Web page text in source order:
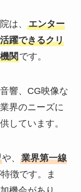
は、 エンター
躍できるクリ
関です。
響、CG映像な
界のニーズに
しています。
や、 業界第一線
徴です。ま